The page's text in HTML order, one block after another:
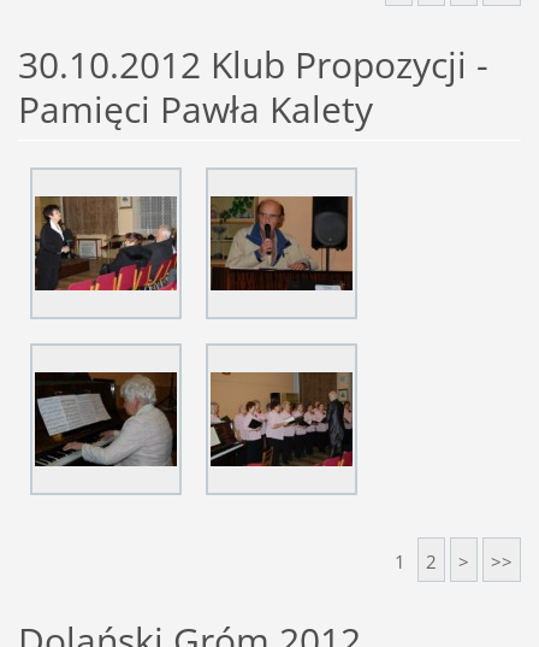
30.10.2012 Klub Propozycji -
Pamięci Pawła Kalety
1 2 > >>